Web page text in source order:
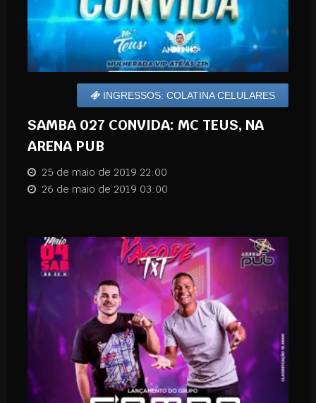
INGRESSOS: COLATINA CELULARES
SAMBA 027 CONVIDA: MC TEUS, NA
ARENA PUB
25 de maio de 2019 22:00
26 de maio de 2019 03:00